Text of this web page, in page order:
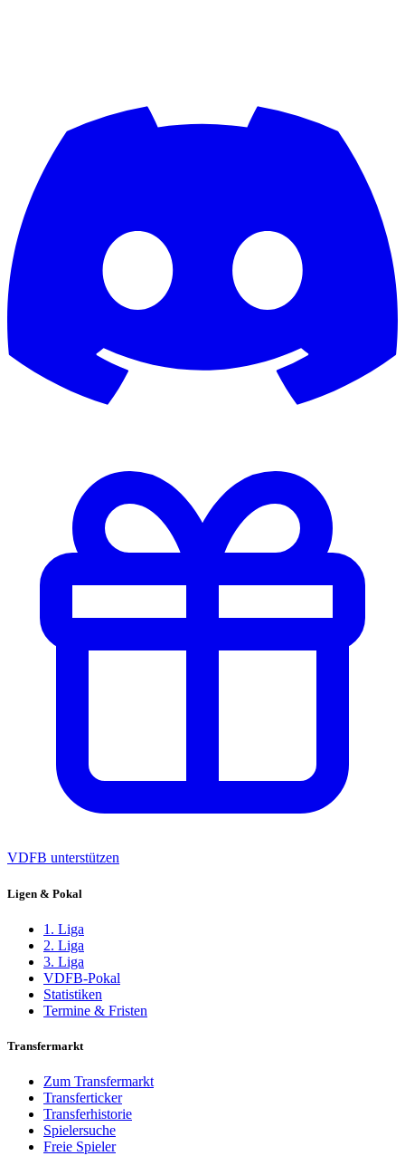
VDFB unterstützen
Ligen & Pokal
1. Liga
2. Liga
3. Liga
VDFB-Pokal
Statistiken
Termine & Fristen
Transfermarkt
Zum Transfermarkt
Transferticker
Transferhistorie
Spielersuche
Freie Spieler